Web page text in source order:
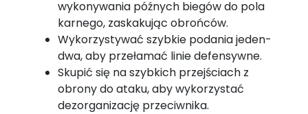
wykonywania późnych biegów do pola
karnego, zaskakując obrońców.
Wykorzystywać szybkie podania jeden-
dwa, aby przełamać linie defensywne.
Skupić się na szybkich przejściach z
obrony do ataku, aby wykorzystać
dezorganizację przeciwnika.